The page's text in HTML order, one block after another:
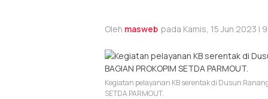
Oleh masweb pada Kamis, 15 Jun 2023 |
Kegiatan pelayanan KB serentak di Dusun
SETDA PARMOUT.